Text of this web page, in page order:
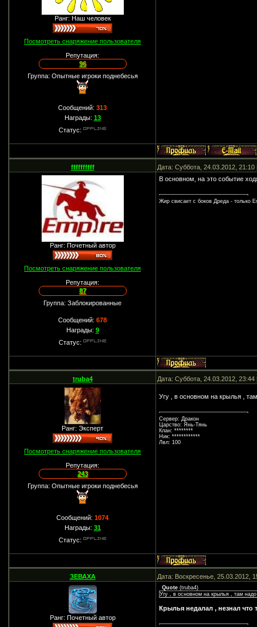
Ранг: Наш человек
Посмотреть снаряжение пользователя
Репутация:
96
Группа: Опытные игроки поднебесья
Сообщений:313
Награды: 13
Статус:
ffffffffff Дата: Суббота, 24.03.2012,
Ранг: Почетный автор
Посмотреть снаряжение пользователя
Репутация:
87
Группа: Заблокированные
Сообщений:678
Награды: 9
Статус:
В основном, на это событие
Жир свисает с боков Дреда - только
truba4 Дата: Суббота, 24.03.2012,
Ранг: Эксперт
Посмотреть снаряжение пользователя
Репутация:
243
Группа: Опытные игроки поднебесья
Сообщений:1074
Награды: 31
Статус:
Угу , в основном на крылья ,
Сервер: Дракон
Царство: Янь-Тянь
Клан: ********
Ник: ************
Лвл: 100
ЗЕВАХА Дата: Воскресенье, 25.03.2012,
Ранг: Почетный автор
Quote (truba4)
Угу , в основном на крылья , там
Крылья недалал , незнал что